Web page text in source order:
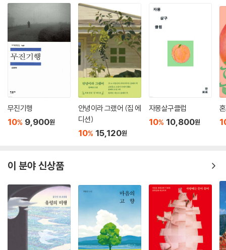
계가 흐릿해진 세계에서 우리가 진짜 두려워해야 할 것은 무엇인지.
작가의 고백과 플레이리스트
《인비인》에는 평론과 추천사 대신 작가가 직접 쓴 아홉 편의 해설이 수록
되어 있다. 소설을 쓰게 된 계기, 조사하면서 알게 된 것들, 쓰면서 가장 힘
들었던 순간들이 적혀 있다. 731부대 소속으로 생체실험을 자행한 요시무
라 히사토는 교토 부립 의대의 총장을 역임하고 말년에 훈장까지 받았으
중 역사의 준엄한 단죄를 받은 이는 없다. 소설을 읽고 곧바로 작가의 말을
읽으면, 소설이 한 겹 더 깊어진다.
늘’ ‘내일’에 맞춰 성해나 작가가 직접 고른 곡들이다. 〈프랭크 오자와〉에서
럼, 소설과 음악은 내내 함께 흐른다. 아홉 편의 소설과 아홉 편의 해설, 그
리고 아홉 점의 일러스트가 모여, 《인비인》은 읽는 책이자 보는 책, 그리고
듣는 책이 된다.
이곳엔 인간이 몇이나 될까
무진기행
10% 9,900원
안녕이라 그랬어 (집 에
디션)
10% 15,120원
자몽살구클럽
10% 10,800원
이 분야 신상품